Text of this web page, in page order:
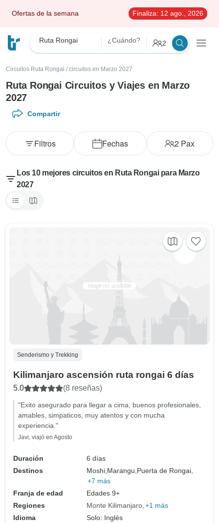
Ofertas de la semana Finaliza: 12 ago., 2026
Ruta Rongai ¿Cuándo? 2
Circuitos Ruta Rongai / circuitos en Marzo 2027
Ruta Rongai Circuitos y Viajes en Marzo
2027
Compartir
Fechas 2 Pax
Filtros
Los 10 mejores circuitos en Ruta Rongai para Marzo
2027
Senderismo y Trekking
Kilimanjaro ascensión ruta rongai 6 días
5.0 (8 reseñas)
"Exito asegurado para llegar a cima, buenos profesionales,
amables, simpaticos, muy atentos y con mucha
experiencia."
Javi, viajó en Agosto
Duración
6 días
Destinos
Moshi, Marangu, Puerta de Rongai,
+7 más
Franja de edad
Edades 9+
Regiones
Monte Kilimanjaro +1 más
Idioma
Solo: Inglés